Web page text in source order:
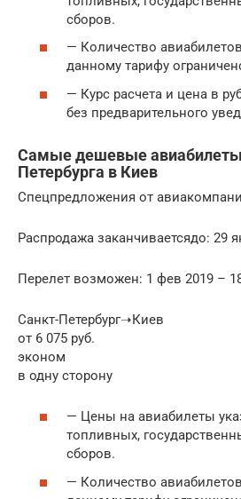
сборов.
— Количество
данному тарифу
— Курс расчета и цена в
без предварительного
Самые дешевые авиабилеты
Петербурга в Киев
Спецпредложения от
Распродажа заканчиваетсядо: 29
Перелет возможен: 1 фев 2019 –
Санкт-Петербург➝Киев
от 6 075 руб.
эконом
в одну сторону
— Цены на авиабилеты
топливных,
сборов.
— Количество